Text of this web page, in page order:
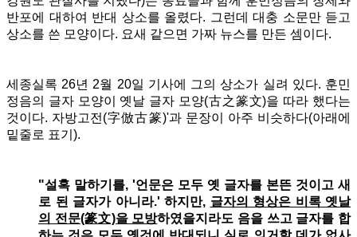
반포에 대하여 반대 상소를 올렸다. 그런데 대충 소문만 듣고
상소를 쓴 모양이다. 요새 같으면 가짜 뉴스를 만든 셈이다.
세종실록 26년 2월 20일 기사에 그의 상소가 실려 있다. 훈민
정음의 글자 모양이 옛날 글자 모양(古之篆文)을 따라 했다는
것이다. 자방고전(字倣古篆)'과 문장이 아주 비슷하다(아래에
밑줄로 표기).
"설혹 말하기를, '언문은 모두 옛 글자를 본뜬 것이고 새
로 된 글자가 아니라.' 하지만, 글자의 형상은 비록 옛날
의 전문(篆文)을 모방하였을지라도 음을 쓰고 글자를 합